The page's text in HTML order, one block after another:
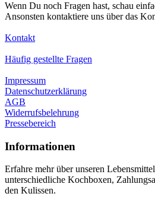
Wenn Du noch Fragen hast, schau
Ansonsten kontaktiere uns über das
Kontakt
Häufig gestellte Fragen
Impressum
Datenschutzerklärung
AGB
Widerrufsbelehrung
Pressebereich
Informationen
Erfahre mehr über unseren
unterschiedliche Kochboxen,
den Kulissen.